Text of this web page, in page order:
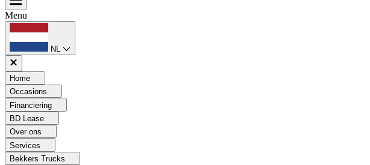
Menu
NL
Home
Occasions
Financiering
BD Lease
Over ons
Services
Bekkers Trucks